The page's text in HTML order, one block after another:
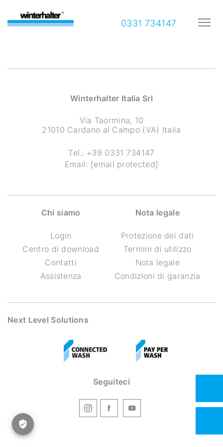
0331 734147
Winterhalter Italia Srl
Via Taormina, 10
21010 Cardano al Campo (VA) Italia
Tel.: +39 0331 734147
Email: [email protected]
Chi siamo
Login
Centro di download
Contatti
Assistenza
Nota legale
Protezione dei dati
Termini di utilizzo
Nota legale
Condizioni di garanzia
Next Level Solutions
Seguiteci